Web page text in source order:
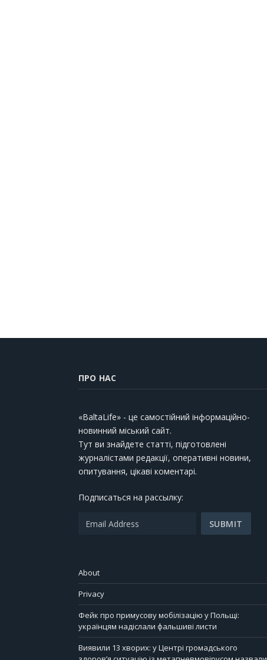
ПРО НАС
«BaltaLife» - це самостійний інформаційно-
новинний міський сайт.
Тут ви знайдете статті, підготовлені
журналістами редакції, оперативні новини,
опитування, цікаві коментарі.
Подписаться на рассылку:
About
Privacy
Фейк про примусову мобілізацію у Польщі:
українцям надіслали фальшиві листи
Виявили 13 хворих: у Центрі громадського